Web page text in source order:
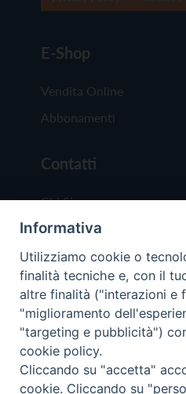
E-Shop
Vendita Online
Abbonamenti
Contatti
Chi Siamo
Redazione
Scrivici
Copyright © 2019 -
Trentina Editrice
Informativa
Utilizziamo cookie o
finalità tecniche e, con il
altre finalità ("interazioni e
"miglioramento
"targeting e pubblicità")
cookie policy.
Cliccando su "accetta"
cookie. Cliccando su